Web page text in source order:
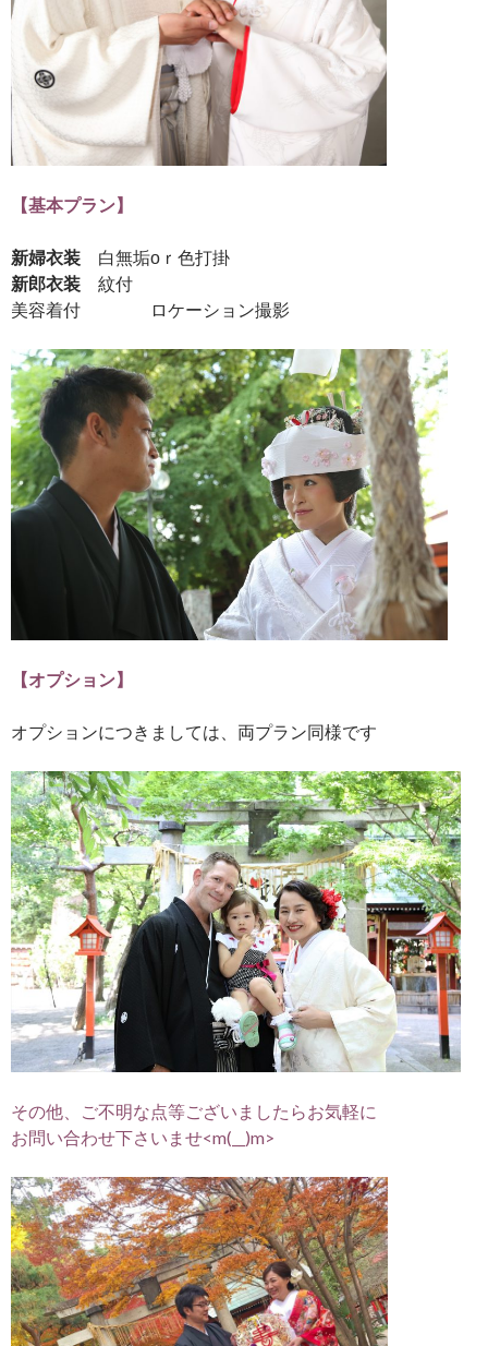
【基本プラン】
新婦衣装 白無垢оｒ色打掛
新郎衣装 紋付
美容着付 ロケーション撮影
【オプション】
オプションにつきましては、両プラン同様です
その他、ご不明な点等ございましたらお気軽に
お問い合わせ下さいませ<m(__)m>